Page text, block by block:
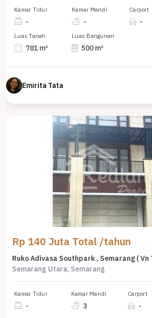
Kamar Tidur
-
Kamar Mandi
-
Carport
-
Luas Tanah
781 m²
Luas Bangunan
500 m²
Emirita Tata
Rp 140 Juta Total /tahun
Ruko Adivasa Southpark , Semarang ( Vn
Semarang Utara, Semarang
Kamar Tidur
-
Kamar Mandi
3
Carport
-